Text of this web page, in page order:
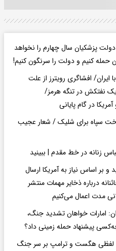
پزشکیان سال چهارم را نخواهد
ایران/ افشاگری رویترز از علت
یک نفتکش در تنگه هرمز/
در گام پایانی
سپاه برای شلیک / شعار عجیب
زنانه در خط مقدم | ببینید
و بر اساس نیاز به آمریکا ارسال
درباره ذخایر مهمات منتشر
مدت اعمال می‌کنیم
امارات خواهان تشدید جنگ،
پیشنهاد حمله زمینی داد؟
لفظی هگست و ترامپ بر سر جنگ